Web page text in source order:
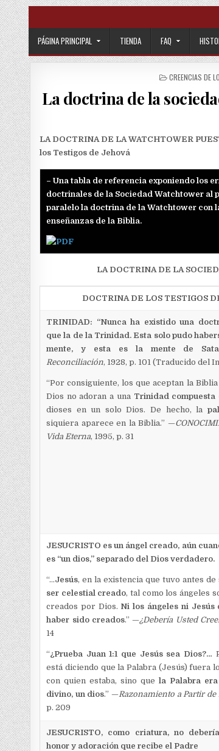
Skip to content
PÁGINA PRINCIPAL TIENDA FAQ
POSTED IN
CREENCIAS DE
La doctrina de la
LA DOCTRINA DE LA WATCHTOWER
los Testigos de Jehová
– Una tabla de referencia exponiendo los
doctrinales de la Sociedad Watchtower al
paralelo la doctrina de la Watchtower con
enseñanzas de la Biblia.
LA DOCTRINA DE LA
DOCTRINA DE LOS TESTIGOS
TRINIDAD: “Nunca ha existido una
que la de la Trinidad. Esta solo pudo
mente, y esta es la mente de
Reconciliación, 1928, p. 101 (Traducido del
“Por consiguiente, los que aceptan la
Dios no adoran a una Trinidad compuesta
dioses en un solo Dios. De hecho, la
siquiera aparece en la Biblia.” —
Vida Eterna, 1995, p. 31
JESUCRISTO es un ángel creado, aún
es “un dios,” separado del Dios verdadero.
“…Jesús, en la existencia que tuvo antes de
ser celestial creado, tal como los ángeles
creados por Dios. Ni los ángeles ni Jesús
haber sido creados.” —¿Debería Usted
14
“¿Prueba Juan 1:1 que Jesús sea Dios?…
está diciendo que la Palabra (Jesús) fuera
con quien estaba, sino quela Palabra
divino, un dios.” —Razonamiento a Partir
p. 209
JESUCRISTO, como criatura, no
honor y adoración que recibe el Padre